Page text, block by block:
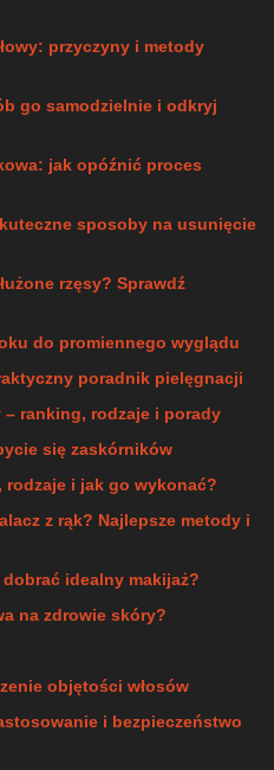
przyczyny i metody
go samodzielnie i odkryj
jak opóźnić proces
sposoby na usunięcie
rzęsy? Sprawdź
do promiennego wyglądu
poradnik pielęgnacji
ranking, rodzaje i porady
się zaskórników
i jak go wykonać?
z rąk? Najlepsze metody i
idealny makijaż?
na zdrowie skóry?
objętości włosów
i bezpieczeństwo